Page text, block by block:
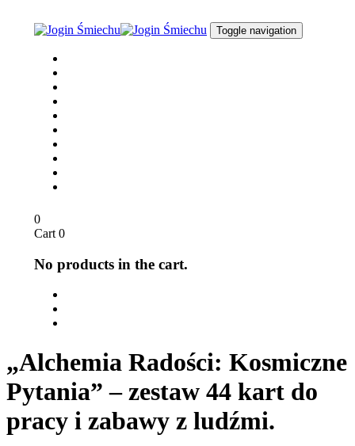
Toggle navigation
0
Cart 0
No products in the cart.
„Alchemia Radości: Kosmiczne
Pytania” – zestaw 44 kart do
pracy i zabawy z ludźmi.